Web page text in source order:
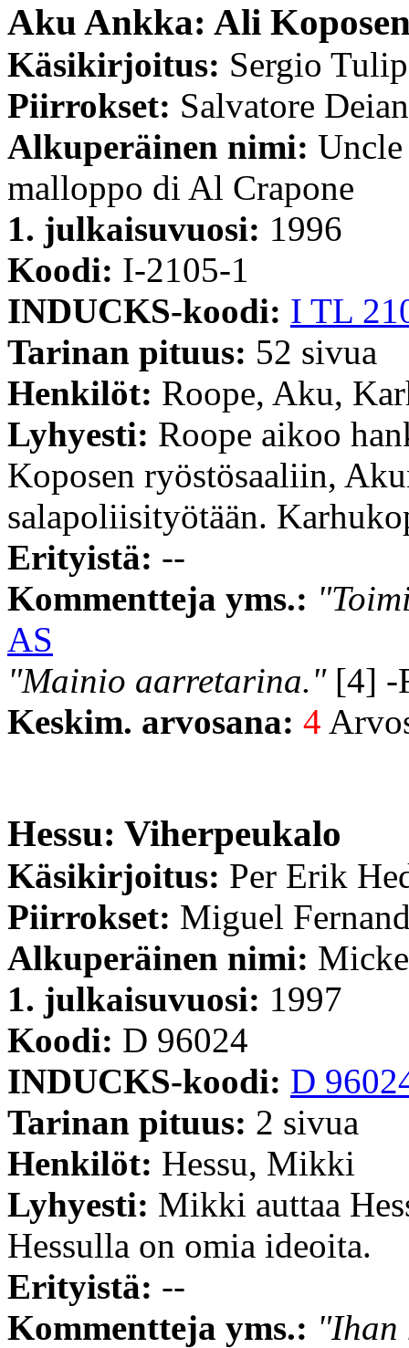
Aku Ankka: Ali
Käsikirjoitus: Sergio
Piirrokset: Salvatore
Alkuperäinen nimi:
malloppo di Al Crapone
1. julkaisuvuosi: 1996
Koodi: I-2105-1
INDUCKS-koodi: I TL
Tarinan pituus: 52 sivua
Henkilöt: Roope, Aku,
Lyhyesti: Roope aikoo
Koposen ryöstösaaliin,
salapoliisityötään.
Erityistä: --
Kommentteja yms.:
AS
"Mainio aarretarina."[4] -
Keskim. arvosana: 4
Hessu: Viherpeukalo
Käsikirjoitus: Per Erik
Piirrokset: Miguel
Alkuperäinen nimi:
1. julkaisuvuosi: 1997
Koodi: D 96024
INDUCKS-koodi: D
Tarinan pituus: 2 sivua
Henkilöt: Hessu, Mikki
Lyhyesti: Mikki auttaa
Hessulla on omia ideoita.
Erityistä: --
Kommentteja yms.: "Ihan